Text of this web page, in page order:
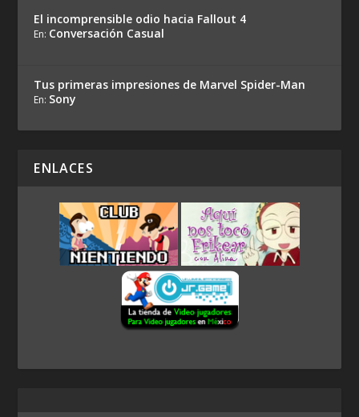
El incomprensible odio hacia Fallout 4
En: Conversación Casual
Tus primeras impresiones de Marvel Spider-Man
En: Sony
ENLACES